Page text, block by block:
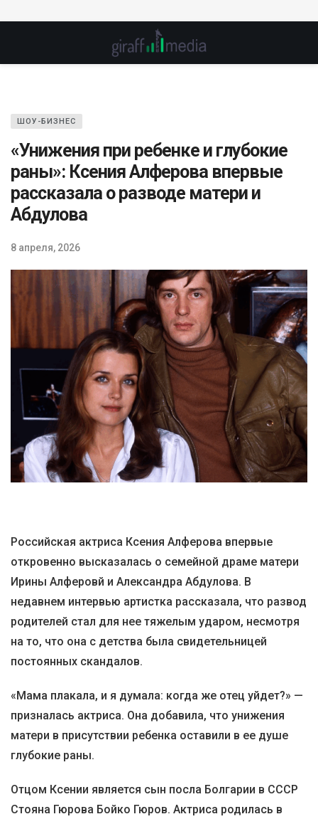
ШОУ-БИЗНЕС
«Унижения при ребенке и глубокие
раны»: Ксения Алферова впервые
рассказала о разводе матери и
Абдулова
8 апреля, 2026
Российская актриса Ксения Алферова впервые
откровенно высказалась о семейной драме матери
Ирины Алферовй и Александра Абдулова. В
недавнем интервью артистка рассказала, что развод
родителей стал для нее тяжелым ударом, несмотря
на то, что она с детства была свидетельницей
постоянных скандалов.
«Мама плакала, и я думала: когда же отец уйдет?» —
призналась актриса. Она добавила, что унижения
матери в присутствии ребенка оставили в ее душе
глубокие раны.
Отцом Ксении является сын посла Болгарии в СССР
Стояна Гюрова Бойко Гюров. Актриса родилась в